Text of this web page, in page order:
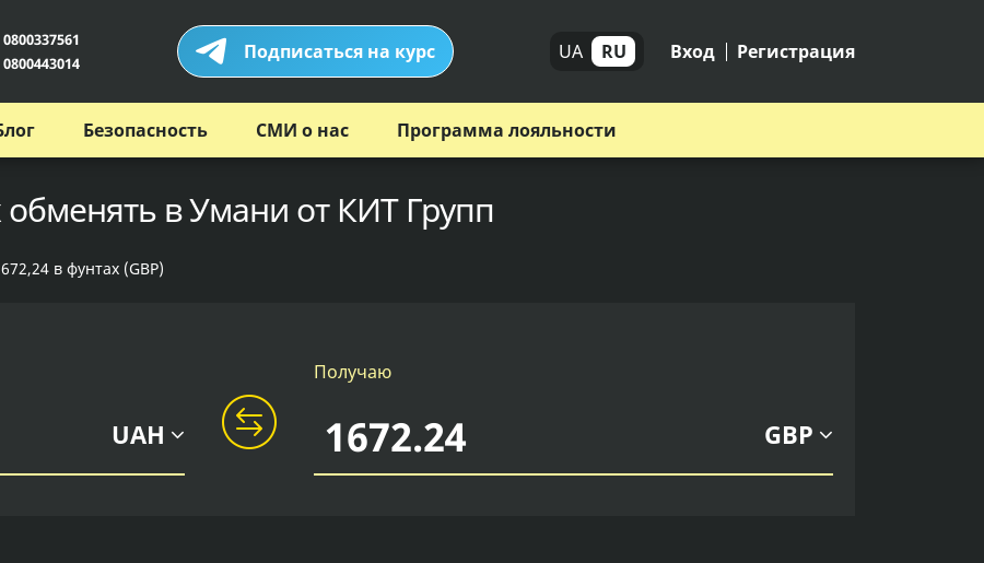
0800337561
0800443014 Подписаться на курс UA RU Вход Регистрация
Безопасность СМИ о нас Программа лояльности
обменять в Умани от КИТ Групп
в фунтах (GBP)
UAH
Получаю
GBP